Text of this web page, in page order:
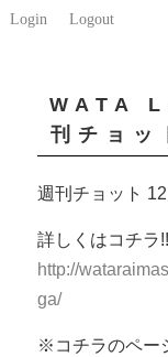
Login Logout
WATA
刊チョ
週刊チョット
詳しくはコチラ!!
http://
ga/
※コチラのペー